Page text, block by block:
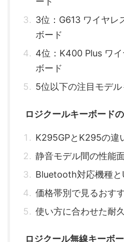
3位：G613 ワイヤレ
ボード
4位：K400 Plus ワ
ボード
5位以下の注目モデル
ロジクールキーボード
K295GPとK295の違
静音モデル間の性能
Bluetooth対応機種
価格帯別で見るおす
使い方に合わせた耐
ロジクール無線キーボ